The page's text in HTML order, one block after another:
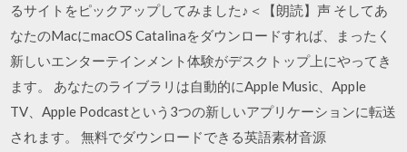
るサイトをピックアップしてみました♪＜【朗読】声 そしてあ
なたのMacにmacOS Catalinaをダウンロードすれば、まったく
新しいエンターテインメント体験がデスクトップ上にやってき
ます。 あなたのライブラリは自動的にApple Music、Apple
TV、Apple Podcastという3つの新しいアプリケーションに転送
されます。 無料でダウンロードできる英語素材音源